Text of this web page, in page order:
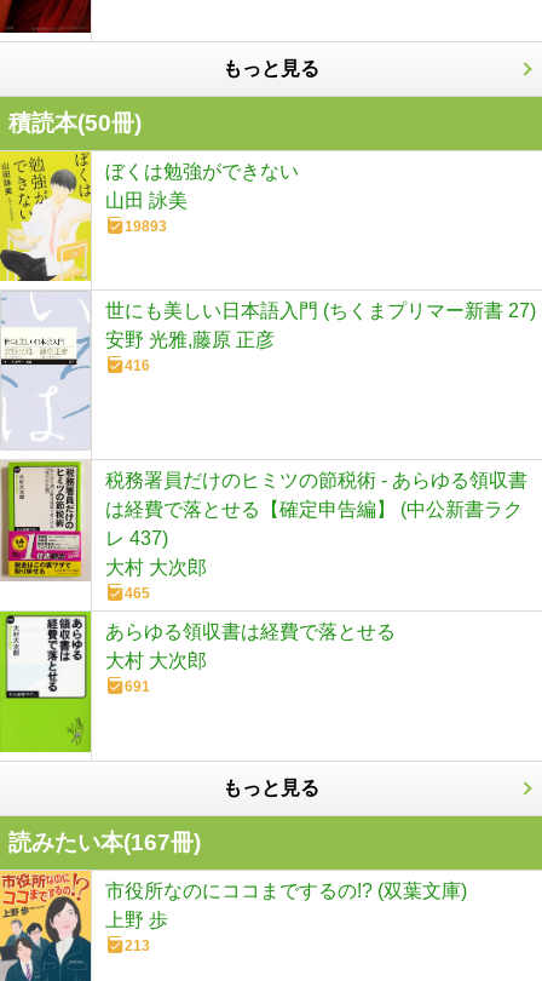
もっと見る
積読本(50冊)
ぼくは勉強ができない
山田 詠美
19893
世にも美しい日本語入門 (ちくまプリマー新書 27)
安野 光雅,藤原 正彦
416
税務署員だけのヒミツの節税術 - あらゆる領収書
は経費で落とせる【確定申告編】 (中公新書ラク
レ 437)
大村 大次郎
465
あらゆる領収書は経費で落とせる
大村 大次郎
691
もっと見る
読みたい本(167冊)
市役所なのにココまでするの!? (双葉文庫)
上野 歩
213